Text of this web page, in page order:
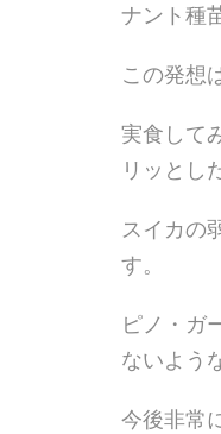
ナント種
この発想
実食して
リッとし
スイカの
す。
ピノ・ガ
ないよう
今後非常